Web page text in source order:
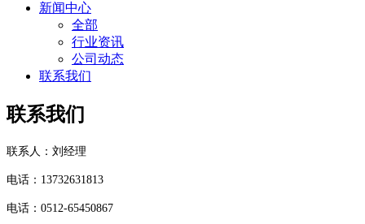
新闻中心
全部
行业资讯
公司动态
联系我们
联系我们
联系人：刘经理
电话： 13732631813
电话： 0512-65450867